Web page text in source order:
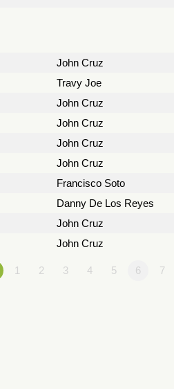
John Cruz
Travy Joe
John Cruz
John Cruz
John Cruz
John Cruz
Francisco Soto
Danny De Los Reyes
John Cruz
John Cruz
1 2 3 4 5 6 7